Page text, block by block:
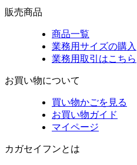
販売商品
商品一覧
業務用サイズの購入
業務用取引はこちら
お買い物について
買い物かごを見る
お買い物ガイド
マイページ
カガセイフンとは